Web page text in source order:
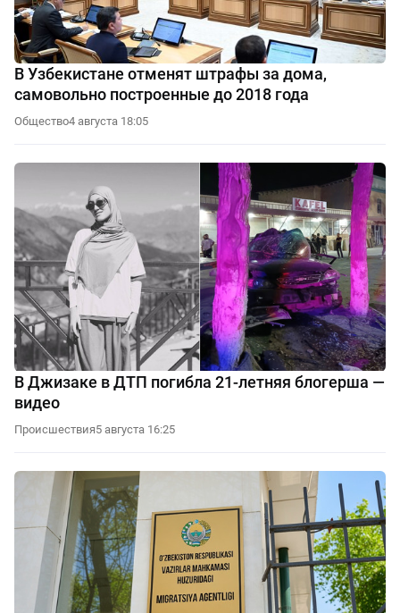
В Узбекистане отменят штрафы за дома,
самовольно построенные до 2018 года
Общество4 августа 18:05
В Джизаке в ДТП погибла 21-летняя блогерша —
видео
Происшествия5 августа 16:25